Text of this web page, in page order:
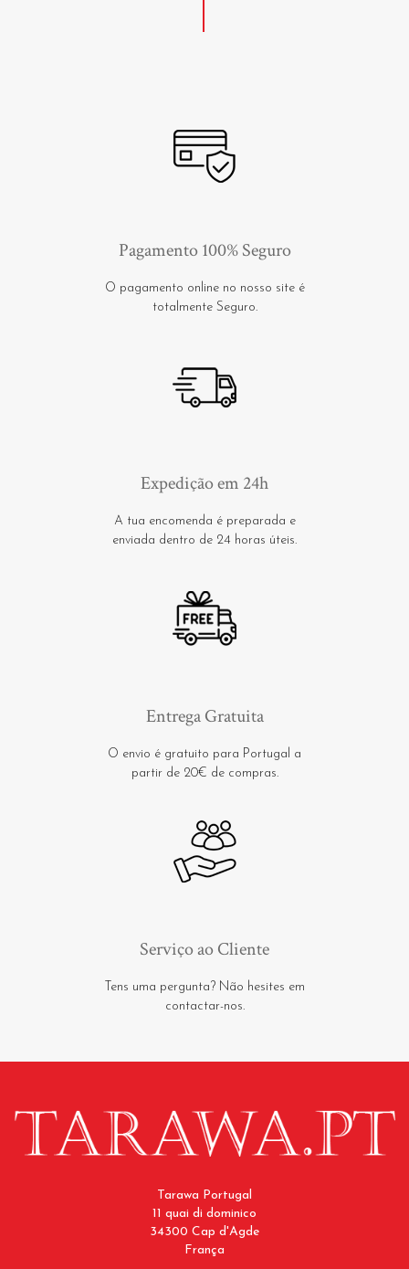
Pagamento 100% Seguro
O pagamento online no nosso site é
totalmente Seguro.
Expedição em 24h
A tua encomenda é preparada e
enviada dentro de 24 horas úteis.
Entrega Gratuita
O envio é gratuito para Portugal a
partir de 20€ de compras.
Serviço ao Cliente
Tens uma pergunta? Não hesites em
contactar-nos.
Tarawa Portugal
11 quai di dominico
34300 Cap d'Agde
França